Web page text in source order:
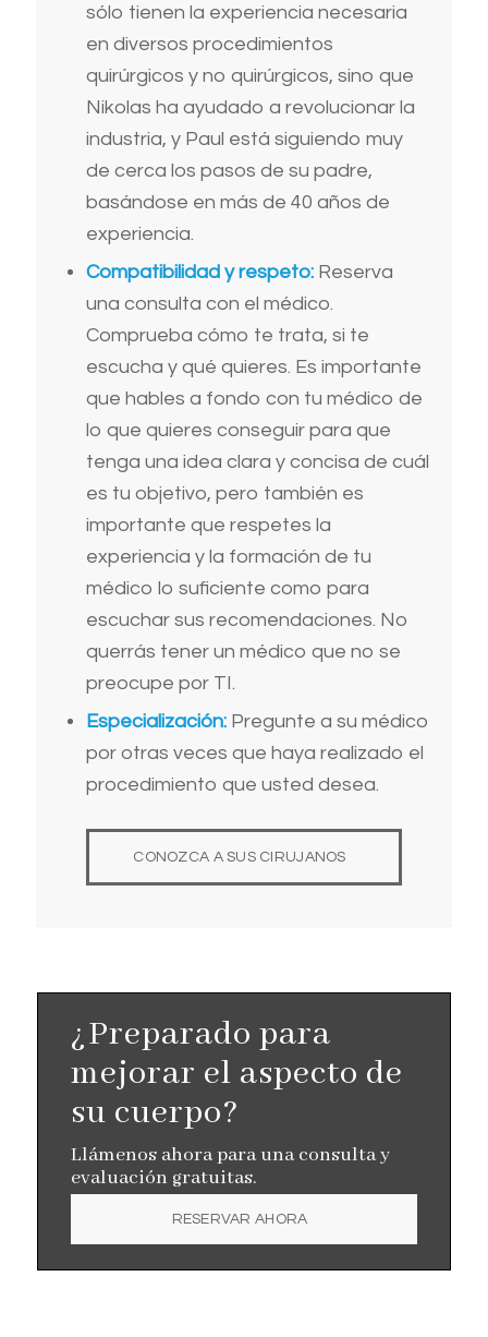
sólo tienen la experiencia necesaria
en diversos procedimientos
quirúrgicos y no quirúrgicos, sino que
Nikolas ha ayudado a revolucionar la
industria, y Paul está siguiendo muy
de cerca los pasos de su padre,
basándose en más de 40 años de
experiencia.
Compatibilidad y respeto:Reserva
una consulta con el médico.
Comprueba cómo te trata, si te
escucha y qué quieres. Es importante
que hables a fondo con tu médico de
lo que quieres conseguir para que
tenga una idea clara y concisa de cuál
es tu objetivo, pero también es
importante que respetes la
experiencia y la formación de tu
médico lo suficiente como para
escuchar sus recomendaciones. No
querrás tener un médico que no se
preocupe por TI.
Especialización:Pregunte a su médico
por otras veces que haya realizado el
procedimiento que usted desea.
CONOZCA A SUS CIRUJANOS
¿Preparado para
mejorar el aspecto de
su cuerpo?
Llámenos ahora para una consulta y
evaluación gratuitas.
RESERVAR AHORA